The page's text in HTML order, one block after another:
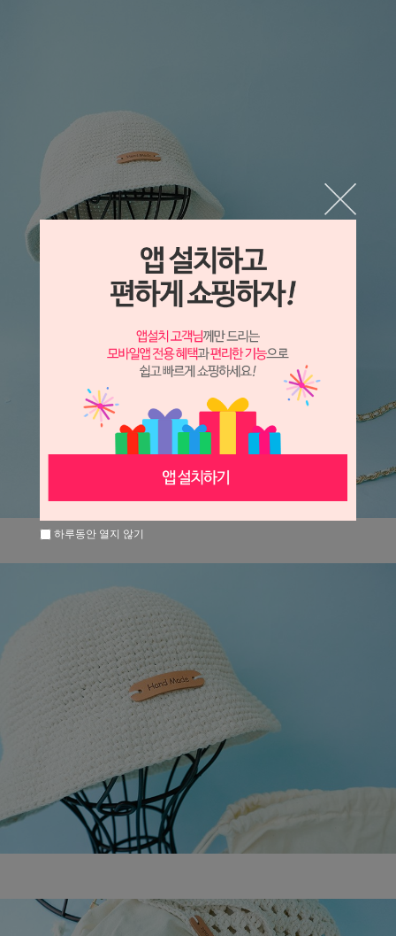
하루동안 열지 않기